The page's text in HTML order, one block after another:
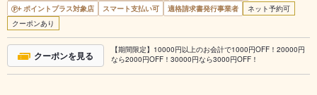
ポイントプラス対象店
スマート支払い可 適格請求書発行事業者
ネット予約可
クーポンあり
クーポンを見る
【期間限定】10000円以上のお会計で1000円OFF！20000円
なら2000円OFF！30000円なら3000円OFF！